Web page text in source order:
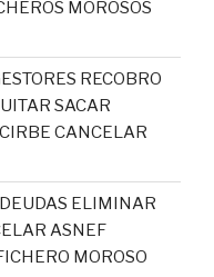
MOROSOS
RECOBRO
SACAR
CANCELAR
ELIMINAR
ASNEF
MOROSO